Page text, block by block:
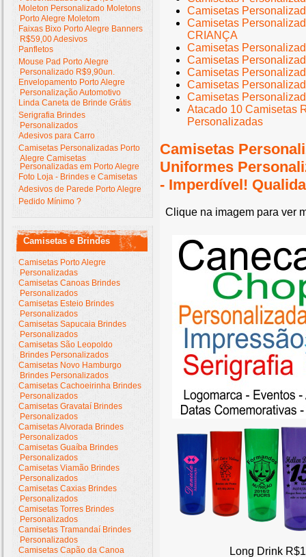
Moleton Personalizado Moletons
Porto Alegre Moletom
Faixas Bixo Porto Alegre Banners
R$59,00 Adesivos
Panfletos
Mouse Pad Porto Alegre
Personalizado R$9,90un.
Envelopamento Porto Alegre
Personalização Automotivo
Linda Caneta de Brinde Grátis
Serigrafia Brindes
Personalizados
Adesivos para Carro
Camisetas Personalizadas Porto
Alegre Camisetas
Personalizadas em Porto Alegre
Foto Loja - Brindes e Camisetas
Adesivos de Parede Porto Alegre
Pedido Mínimo ?
Camisetas e Brindes
Camisetas Porto Alegre
Personalizadas
Camisetas Canoas Brindes
Personalizados
Camisetas Esteio Brindes
Personalizados
Camisetas Sapucaia Brindes
Personalizados
Camisetas São Leopoldo
Brindes Personalizados
Camisetas Novo Hamburgo
Brindes Personalizados
Camisetas Cachoeirinha Brindes
Personalizados
Camisetas Gravataí Brindes
Personalizados
Camisetas Alvorada Brindes
Personalizados
Camisetas Guaíba Brindes
Personalizados
Camisetas Viamão Brindes
Personalizados
Camisetas Caxias Brindes
Personalizados
Camisetas Torres Brindes
Personalizados
Camisetas Tramandaí Brindes
Personalizados
Camisetas Capão da Canoa
Camisetas
Camisetas
CRIANÇA
Camisetas
Camisetas
Camisetas
Camisetas
Camisetas
Atacado 10 Camisetas
Personalizadas
Camisetas
Uniformes
- Imperdível!
Clique na imagem para ver
Long Drink